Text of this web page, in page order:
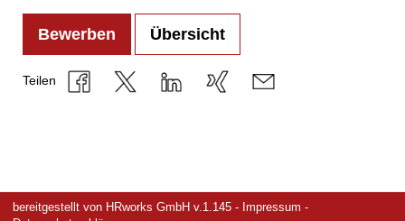
Bewerben Übersicht
Teilen
bereitgestellt von HRworks GmbH v.1.145 - Impressum -